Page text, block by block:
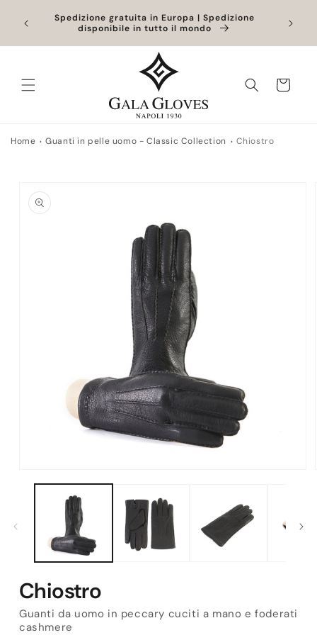
direttamente
ai contenuti
Spedizione gratuita in Europa | Spedizione
disponibile in tutto il mondo
Carrello
Home Guanti in pelle uomo - Classic Collection Chiostro
informazioni
sul prodotto
contenuti
modale
Chiostro
Guanti da uomo in peccary cuciti a mano e foderati
cashmere